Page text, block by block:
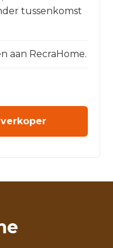
tussenkomst
aan RecraHome.